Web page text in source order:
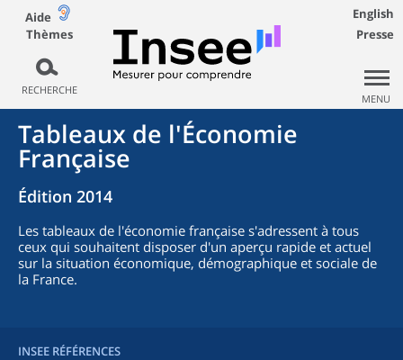
Aide
Thèmes
RECHERCHE
English
Presse
MENU
Tableaux de l'Économie
Française
Édition 2014
Les tableaux de l'économie française s'adressent à tous
ceux qui souhaitent disposer d'un aperçu rapide et actuel
sur la situation économique, démographique et sociale de
la France.
INSEE RÉFÉRENCES